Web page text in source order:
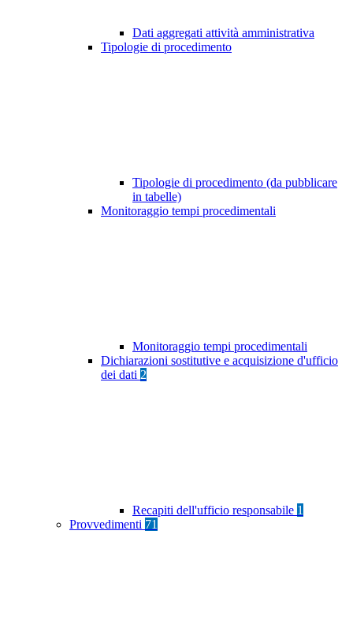
Dati aggregati attività amministrativa
Tipologie di procedimento
Tipologie di procedimento (da pubblicare
in tabelle)
Monitoraggio tempi procedimentali
Monitoraggio tempi procedimentali
Dichiarazioni sostitutive e acquisizione d'ufficio
dei dati 2
Recapiti dell'ufficio responsabile 1
Provvedimenti 71